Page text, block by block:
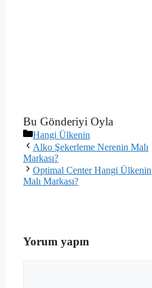
Bu Gönderiyi Oyla
Kategoriler
Hangi Ülkenin
Alko Şekerleme Nerenin Malı
Markası?
Optimal Center Hangi Ülkenin
Malı Markası?
Yorum yapın